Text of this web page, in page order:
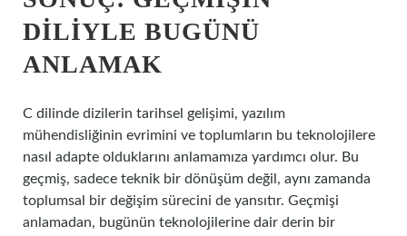
DILIYLE BUGÜNÜ
ANLAMAK
C dilinde dizilerin tarihsel gelişimi, yazılım
mühendisliğinin evrimini ve toplumların bu teknolojilere
nasıl adapte olduklarını anlamamıza yardımcı olur. Bu
geçmiş, sadece teknik bir dönüşüm değil, aynı zamanda
toplumsal bir değişim sürecini de yansıtır. Geçmişi
anlamadan, bugünün teknolojilerine dair derin bir